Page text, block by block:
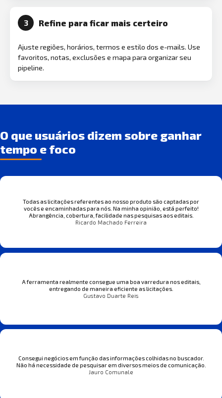
3 Refine para ficar mais certeiro
Ajuste regiões, horários, termos e estilo dos e-mails. Use
favoritos, notas, exclusões e mapa para organizar seu
pipeline.
O que usuários dizem sobre ganhar
tempo e foco
Todas as licitações referentes ao nosso produto são captadas por
vocês e encaminhadas para nós. Na minha opinião, está perfeito!
Abrangência, cobertura, facilidade nas pesquisas aos editais.
Ricardo Machado Ferreira
A ferramenta realmente consegue uma boa varredura nos editais,
entregando de maneira eficiente as licitações.
Gustavo Duarte Reis
Consegui negócios em função das informações colhidas no buscador.
Não há necessidade de pesquisar em diversos meios de comunicação.
Jauro Comunale